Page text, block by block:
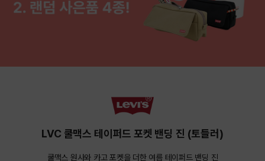
LVC 쿨맥스 테이퍼드 포켓 밴딩 진 (토들러)
쿨맥스 원사와 카고 포켓을 더한 여름 테이퍼드 밴딩 진